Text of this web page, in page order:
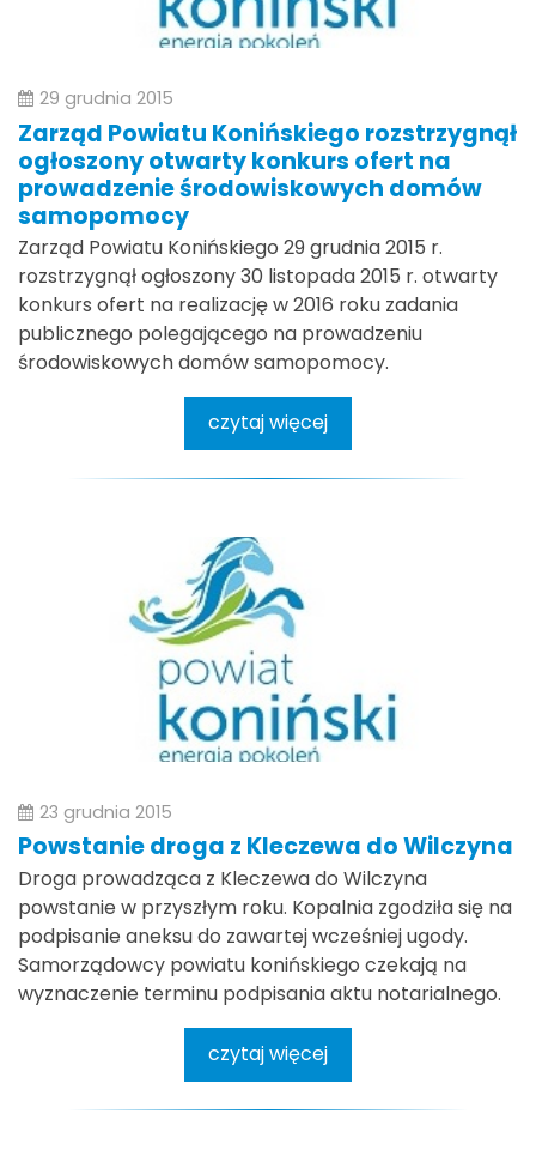
29 grudnia 2015
Zarząd Powiatu Konińskiego rozstrzygnął
ogłoszony otwarty konkurs ofert na
prowadzenie środowiskowych domów
samopomocy
Zarząd Powiatu Konińskiego 29 grudnia 2015 r.
rozstrzygnął ogłoszony 30 listopada 2015 r. otwarty
konkurs ofert na realizację w 2016 roku zadania
publicznego polegającego na prowadzeniu
środowiskowych domów samopomocy.
czytaj więcej
23 grudnia 2015
Powstanie droga z Kleczewa do Wilczyna
Droga prowadząca z Kleczewa do Wilczyna
powstanie w przyszłym roku. Kopalnia zgodziła się na
podpisanie aneksu do zawartej wcześniej ugody.
Samorządowcy powiatu konińskiego czekają na
wyznaczenie terminu podpisania aktu notarialnego.
czytaj więcej